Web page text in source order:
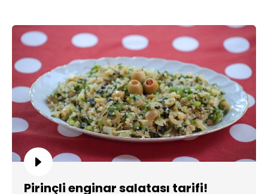
Pirinçli enginar salatası tarifi!